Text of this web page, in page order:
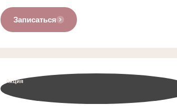
Записаться
Акция